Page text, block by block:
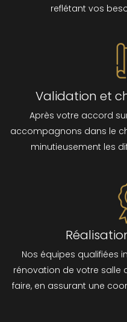
reflétant vos
Validation et
Après votre accord
accompagnons dans le
minutieusement les
Nos équipes qualifiées
rénovation de votre salle
faire, en assurant une